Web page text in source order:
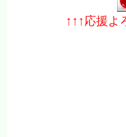
↑↑↑応援よ